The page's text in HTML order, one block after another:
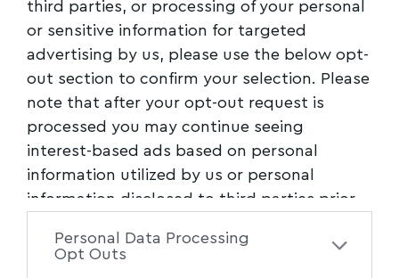
third parties, or processing of your personal
or sensitive information for targeted
advertising by us, please use the below opt-
out section to confirm your selection. Please
note that after your opt-out request is
processed you may continue seeing
interest-based ads based on personal
information utilized by us or personal
information disclosed to third parties prior
of the further disclosure of your personal
Personal Data Processing
Opt Outs